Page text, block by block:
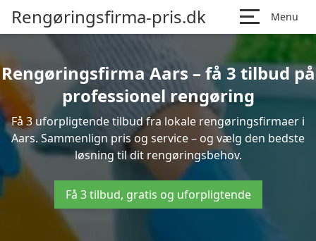
Rengøringsfirma-pris.dk Menu
Rengøringsfirma Aars – få 3 tilbud på
professionel rengøring
Få 3 uforpligtende tilbud fra lokale rengøringsfirmaer i
Aars. Sammenlign pris og service – og vælg den bedste
løsning til dit rengøringsbehov.
Få 3 tilbud, gratis og uforpligtende